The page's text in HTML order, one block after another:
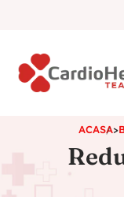
ACASA>